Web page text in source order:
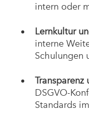
intern oder
Lernkultur
interne
Schulungen
Transparenz
DSGVO-
Standards